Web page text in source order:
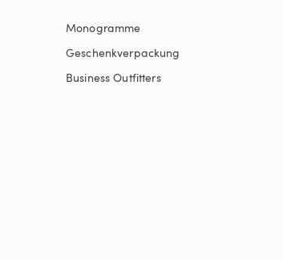
Monogramme
Geschenkverpackung
Business Outfitters